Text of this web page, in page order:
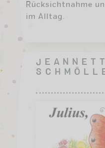
Rücksichtnahme
im Alltag.